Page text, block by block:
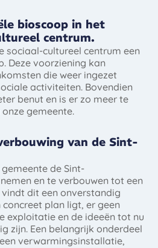
bioscoop in het
centrum.
sociaal-cultureel centrum een
Deze voorziening kan
die weer ingezet
activiteiten. Bovendien
benut en is er zo meer te
gemeente.
van de Sint-
de Sint-
en te verbouwen tot een
dit een onverstandig
plan ligt, er geen
exploitatie en de ideeën tot nu
zijn. Een belangrijk onderdeel
verwarmingsinstallatie,